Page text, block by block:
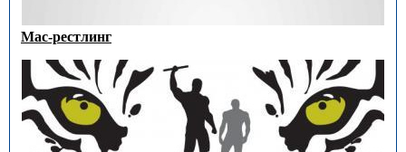
Мас-рестлинг